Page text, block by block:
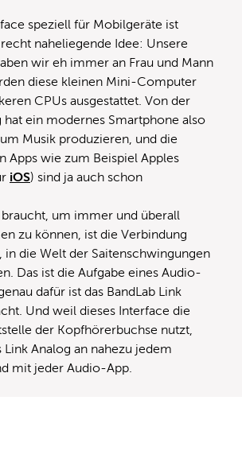
speziell für Mobilgeräte ist
naheliegende Idee: Unsere
wir eh immer an Frau und Mann
diese kleinen Mini-Computer
CPUs ausgestattet. Von der
hat ein modernes Smartphone also
Musik produzieren, und die
Apps wie zum Beispiel Apples
iOS) sind ja auch schon
um immer und überall
zu können, ist die Verbindung
in die Welt der Saitenschwingungen
Das ist die Aufgabe eines Audio-
dafür ist das BandLab Link
Und weil dieses Interface die
der Kopfhörerbuchse nutzt,
Analog an nahezu jedem
mit jeder Audio-App.